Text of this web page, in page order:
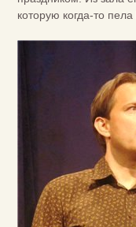
которую когда-то